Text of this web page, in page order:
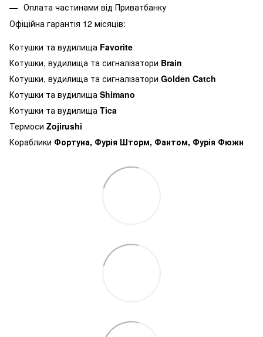
Оплата частинами від Приватбанку
Офіційна гарантія 12 місяців:
Котушки та вудилища Favorite
Котушки, вудилища та сигналізатори Brain
Котушки, вудилища та сигналізатори Golden Catch
Котушки та вудилища Shimano
Котушки та вудилища Tica
Термоси Zojirushi
Кораблики Фортуна, Фурія Шторм, Фантом, Фурія Фюжн